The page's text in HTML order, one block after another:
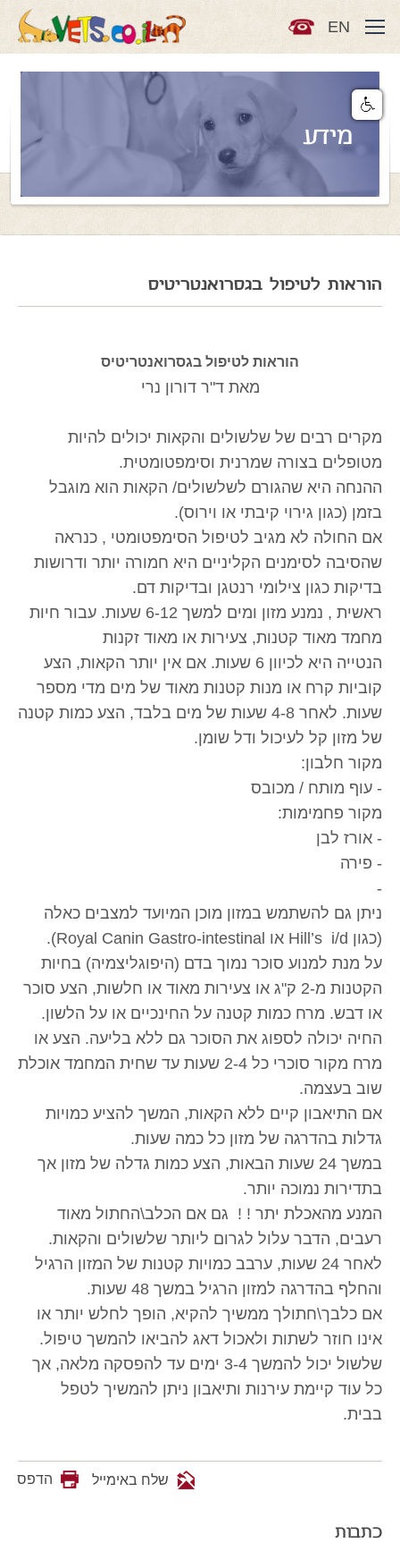
EN
מידע
כתבות
הוראות לטיפול בגסרואנטריטיס
הוראות לטיפול בגסרואנטריטיס
מאת ד"ר דורון נרי
מקרים רבים של שלשולים והקאות יכולים להיות
מטופלים בצורה שמרנית וסימפטומטית.
ההנחה היא שהגורם לשלשולים/ הקאות הוא מוגבל
בזמן (כגון גירוי קיבתי או וירוס).
אם החולה לא מגיב לטיפול הסימפטומטי , כנראה
שהסיבה לסימנים הקליניים היא חמורה יותר ודרושות
בדיקות כגון צילומי רנטגן ובדיקות דם.
ראשית , נמנע מזון ומים למשך 6-12 שעות. עבור חיות
מחמד מאוד קטנות, צעירות או מאוד זקנות
הנטייה היא לכיוון 6 שעות. אם אין יותר הקאות, הצע
קוביות קרח או מנות קטנות מאוד של מים מדי מספר
שעות. לאחר 4-8 שעות של מים בלבד, הצע כמות קטנה
של מזון קל לעיכול ודל שומן.
מקור חלבון:
- עוף מותח / מכובס
מקור פחמימות:
- אורז לבן
- פירה
-
ניתן גם להשתמש במזון מוכן המיועד למצבים כאלה
(כגון Hill’s i/d או Royal Canin Gastro-intestinal).
על מנת למנוע סוכר נמוך בדם (היפוגליצמיה) בחיות
הקטנות מ-2 ק"ג או צעירות מאוד או חלשות, הצע סוכר
או דבש. מרח כמות קטנה על החינכיים או על הלשון.
החיה יכולה לספוג את הסוכר גם ללא בליעה. הצע או
מרח מקור סוכרי כל 2-4 שעות עד שחית המחמד אוכלת
שוב בעצמה.
אם התיאבון קיים ללא הקאות, המשך להציע כמויות
גדלות בהדרגה של מזון כל כמה שעות.
במשך 24 שעות הבאות, הצע כמות גדלה של מזון אך
בתדירות נמוכה יותר.
המנע מהאכלת יתר ! ! גם אם הכלב\החתול מאוד
רעבים, הדבר עלול לגרום ליותר שלשולים והקאות.
לאחר 24 שעות, ערבב כמויות קטנות של המזון הרגיל
והחלף בהדרגה למזון הרגיל במשך 48 שעות.
אם כלבך\חתולך ממשיך להקיא, הופך לחלש יותר או
אינו חוזר לשתות ולאכול דאג להביאו להמשך טיפול.
שלשול יכול להמשך 3-4 ימים עד להפסקה מלאה, אך
כל עוד קיימת עירנות ותיאבון ניתן להמשיך לטפל
בבית.
שלח באימייל הדפס